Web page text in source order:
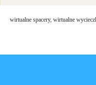
wirtualne spacery, wirtualne